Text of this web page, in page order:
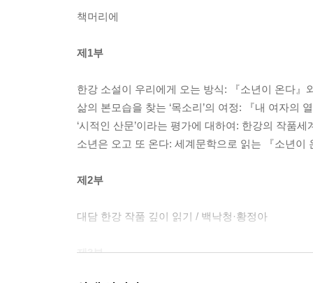
책머리에
제1부
한강 소설이 우리에게 오는 방식: 『소년이 온다』
삶의 본모습을 찾는 ‘목소리’의 여정: 『내 여자의
‘시적인 산문’이라는 평가에 대하여: 한강의 작품세
소년은 오고 또 온다: 세계문학으로 읽는 『소년이
제2부
대담 한강 작품 깊이 읽기 / 백낙청·황정아
제3부